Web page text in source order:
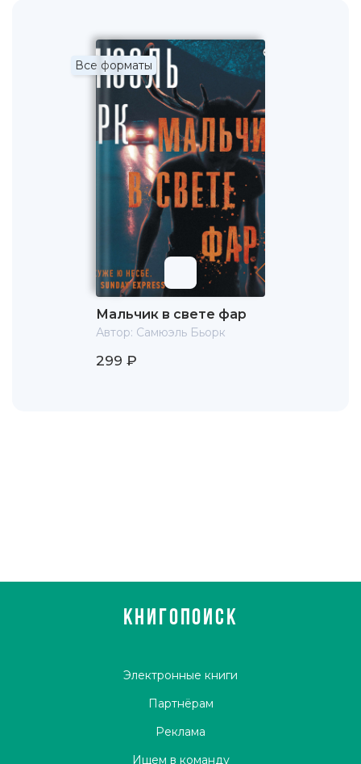
Все форматы
Мальчик в свете фар
Автор: Самюэль Бьорк
299 ₽
КНИГОПОИСК
Электронные книги
Партнёрам
Реклама
Ищем в команду